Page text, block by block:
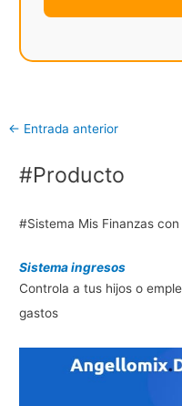
← Entrada anterior
#Producto
#Sistema Mis Finanzas
Sistema ingresos
Controla a tus hijos o
gastos